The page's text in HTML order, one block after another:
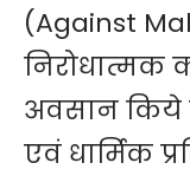
(Against
निरोधात्मक
अवसान किये
एवं धार्मिक